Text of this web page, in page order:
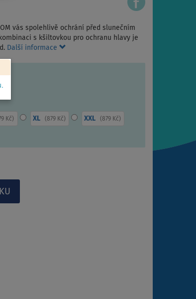
vás spolehlivě ochrání před slunečním
s kšiltovkou pro ochranu hlavy je
Další informace
Kč) XL ( 879 Kč) XXL ( 879 Kč)